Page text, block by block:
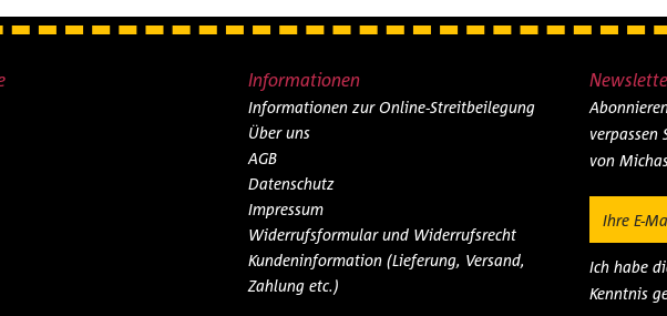
Informationen
Informationen zur Online-Streitbeilegung
Über uns
AGB
Datenschutz
Impressum
Widerrufsformular und Widerrufsrecht
Kundeninformation (Lieferung, Versand,
Zahlung etc.)
verpassen
von
Ich habe
Kenntnis